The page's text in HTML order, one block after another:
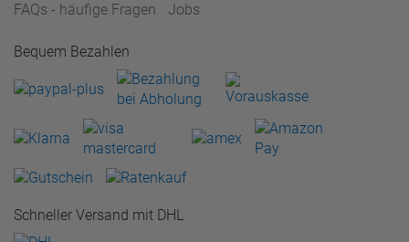
FAQs - häufige Fragen
Jobs
Bequem Bezahlen
Schneller Versand mit DHL